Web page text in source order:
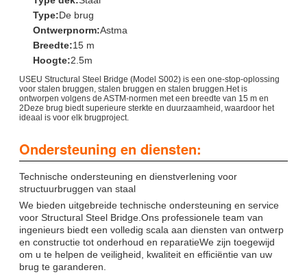
Type:De brug
Ontwerpnorm:Astma
Breedte:15 m
Hoogte:2.5m
USEU Structural Steel Bridge (Model S002) is een one-stop-oplossing
voor stalen bruggen, stalen bruggen en stalen bruggen.Het is
ontworpen volgens de ASTM-normen met een breedte van 15 m en
2Deze brug biedt superieure sterkte en duurzaamheid, waardoor het
ideaal is voor elk brugproject.
Ondersteuning en diensten:
Technische ondersteuning en dienstverlening voor
structuurbruggen van staal
We bieden uitgebreide technische ondersteuning en service
voor Structural Steel Bridge.Ons professionele team van
ingenieurs biedt een volledig scala aan diensten van ontwerp
en constructie tot onderhoud en reparatieWe zijn toegewijd
om u te helpen de veiligheid, kwaliteit en efficiëntie van uw
brug te garanderen.